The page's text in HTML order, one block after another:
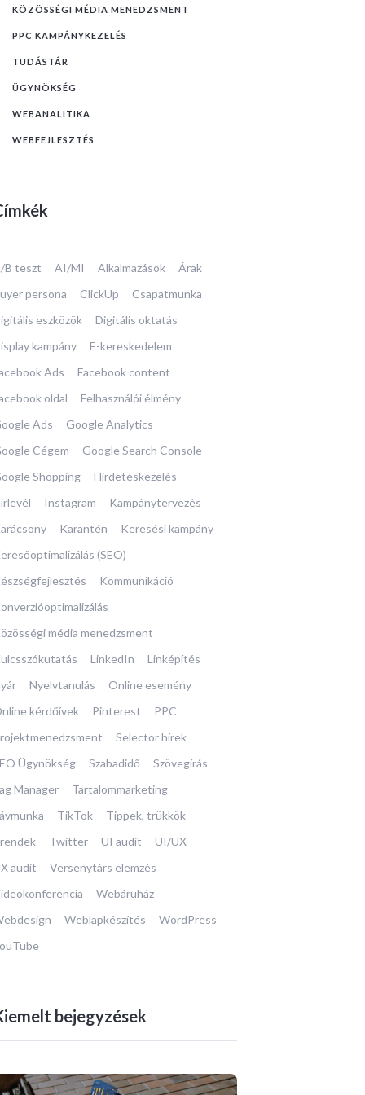
KÖZÖSSÉGI MÉDIA MENEDZSMENT
PPC KAMPÁNYKEZELÉS
TUDÁSTÁR
ÜGYNÖKSÉG
WEBANALITIKA
WEBFEJLESZTÉS
B teszt AI/MI Alkalmazások
Árak
persona
ClickUp
Csapatmunka
eszközök
Digitális oktatás
kampány
E-kereskedelem
Ads
Facebook content
oldal
Felhasználói élmény
Ads
Google Analytics
Cégem
Google Search Console
Shopping
Hirdetéskezelés
Instagram
Kampánytervezés
Karantén
Keresési kampány
(SEO)
Kommunikáció
média menedzsment
LinkedIn
Linképítés
Nyelvtanulás
Online esemény
kérdőívek
Pinterest
PPC
Selector hírek
Ügynökség
Szabadidő
Szövegírás
Manager
Tartalommarketing
TikTok
Tippek, trükkök
Twitter UI audit
UI/UX
audit
Versenytárs elemzés
Webáruház
Weblapkészítés
WordPress
bejegyzések